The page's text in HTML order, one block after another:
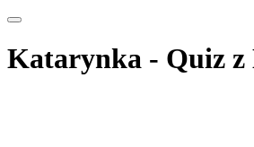
Katarynka - Quiz